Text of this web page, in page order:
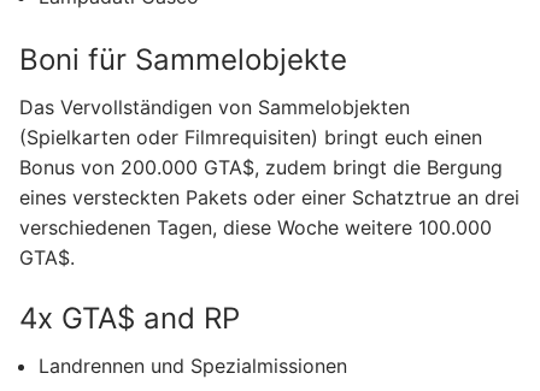
Boni für Sammelobjekte
Das Vervollständigen von Sammelobjekten
(Spielkarten oder Filmrequisiten) bringt euch einen
Bonus von 200.000 GTA$, zudem bringt die Bergung
eines versteckten Pakets oder einer Schatztrue an drei
verschiedenen Tagen, diese Woche weitere 100.000
GTA$.
4x GTA$ and RP
Landrennen und Spezialmissionen